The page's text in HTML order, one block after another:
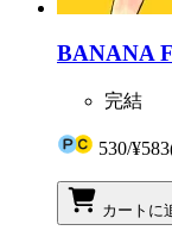
BANANA
完結
530/¥583
カートに